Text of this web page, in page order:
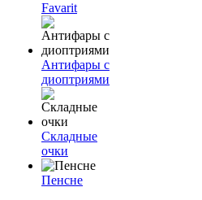
Favarit
Антифары с
диоптриями
Складные
очки
Пенсне